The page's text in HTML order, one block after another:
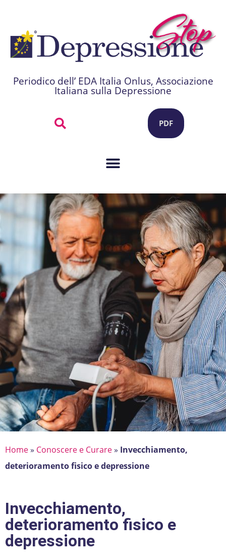
Periodico dell’ EDA Italia Onlus, Associazione
Italiana sulla Depressione
PDF
Home» Conoscere e Curare» Invecchiamento,
deterioramento fisico e depressione
Invecchiamento,
deterioramento fisico e
depressione